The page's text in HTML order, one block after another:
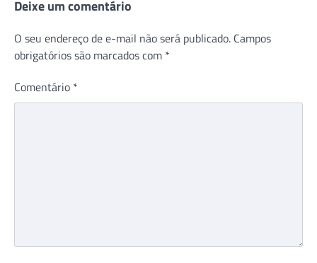
Deixe um comentário
O seu endereço de e-mail não será publicado. Campos
obrigatórios são marcados com *
Comentário *